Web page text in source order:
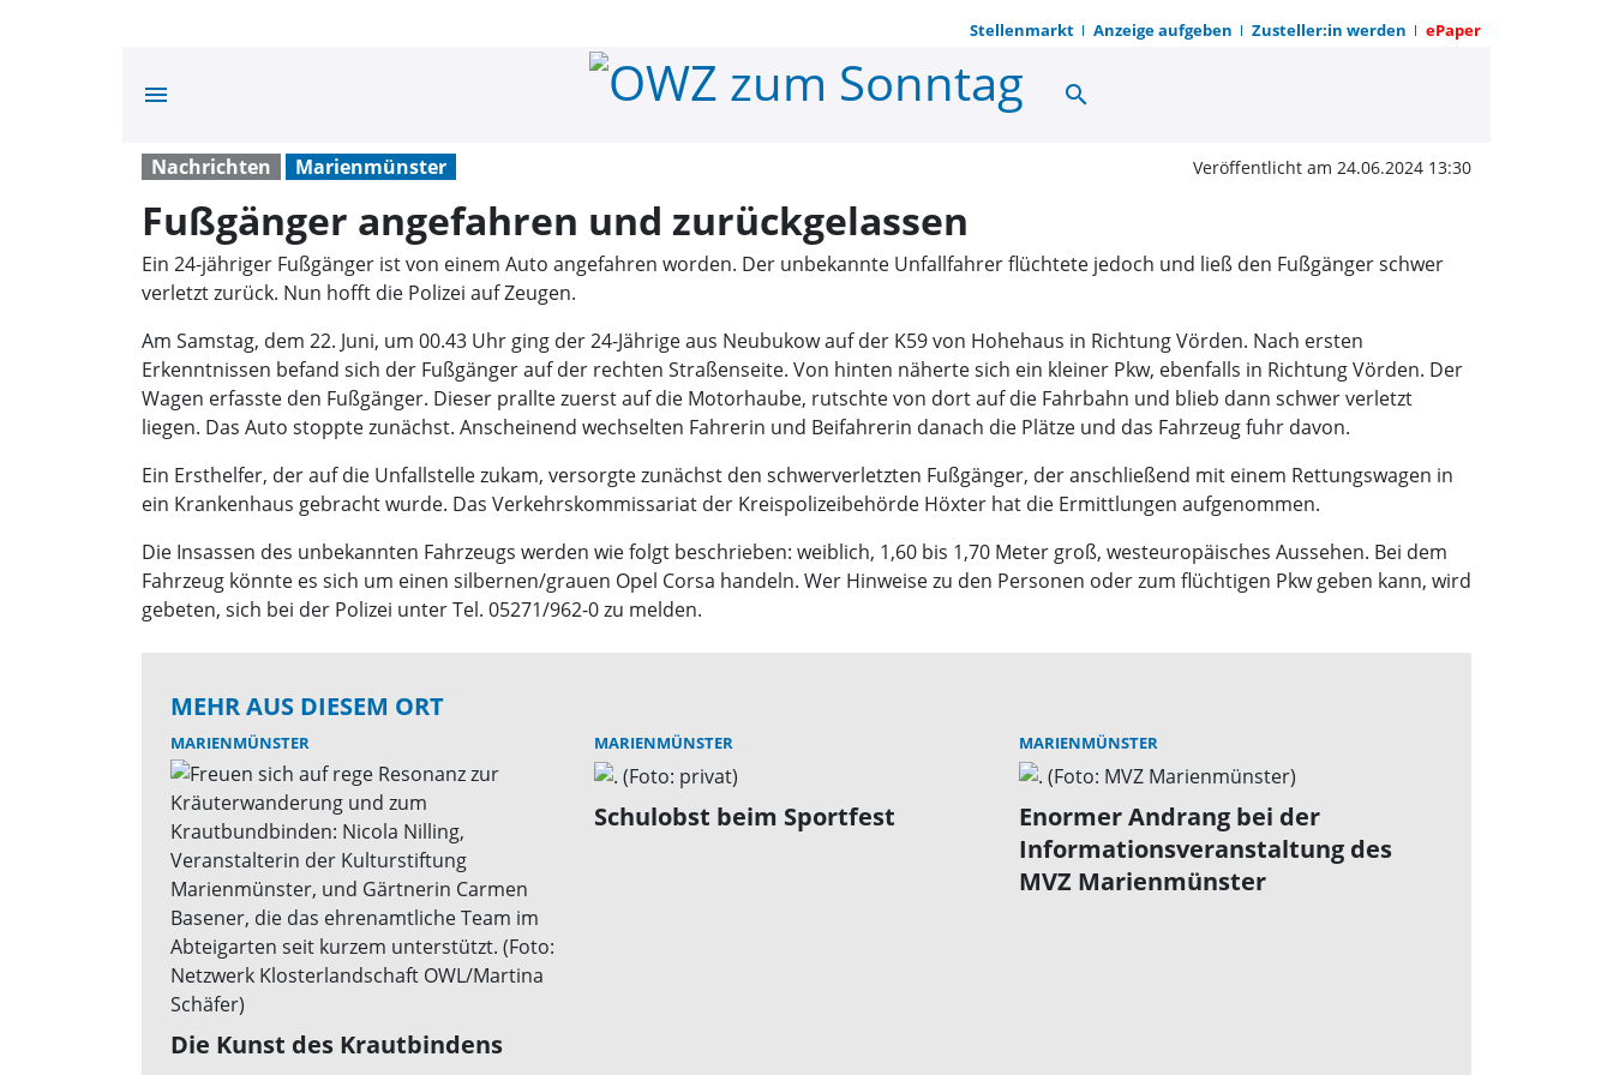
Stellenmarkt Anzeige aufgeben Zusteller:in werden ePaper
menu Fußgänger angefahren und
search
Nachrichten Marienmünster Veröffentlicht am 24.06.2024 13:30
Fußgänger angefahren und zurückgelassen
Ein 24-jähriger Fußgänger ist von einem Auto angefahren worden. Der unbekannte Unfallfahrer flüchtete jedoch und ließ den Fußgänger schwer
verletzt zurück. Nun hofft die Polizei auf Zeugen.
Am Samstag, dem 22. Juni, um 00.43 Uhr ging der 24-Jährige aus Neubukow auf der K59 von Hohehaus in Richtung Vörden. Nach ersten
Erkenntnissen befand sich der Fußgänger auf der rechten Straßenseite. Von hinten näherte sich ein kleiner Pkw, ebenfalls in Richtung Vörden. Der
Wagen erfasste den Fußgänger. Dieser prallte zuerst auf die Motorhaube, rutschte von dort auf die Fahrbahn und blieb dann schwer verletzt
liegen. Das Auto stoppte zunächst. Anscheinend wechselten Fahrerin und Beifahrerin danach die Plätze und das Fahrzeug fuhr davon.
Ein Ersthelfer, der auf die Unfallstelle zukam, versorgte zunächst den schwerverletzten Fußgänger, der anschließend mit einem Rettungswagen in
ein Krankenhaus gebracht wurde. Das Verkehrskommissariat der Kreispolizeibehörde Höxter hat die Ermittlungen aufgenommen.
Die Insassen des unbekannten Fahrzeugs werden wie folgt beschrieben: weiblich, 1,60 bis 1,70 Meter groß, westeuropäisches Aussehen. Bei dem
Fahrzeug könnte es sich um einen silbernen/grauen Opel Corsa handeln. Wer Hinweise zu den Personen oder zum flüchtigen Pkw geben kann, wird
gebeten, sich bei der Polizei unter Tel. 05271/962-0 zu melden.
MEHR AUS DIESEM ORT
MARIENMÜNSTER
Die Kunst des Krautbindens
MARIENMÜNSTER
Schulobst beim Sportfest
MARIENMÜNSTER
Enormer Andrang bei der
Informationsveranstaltung des
MVZ Marienmünster